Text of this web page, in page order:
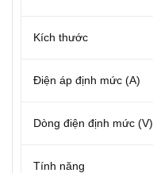
Kích thước
Điện áp định mức (A)
Dòng điện định mức (V)
Tính năng